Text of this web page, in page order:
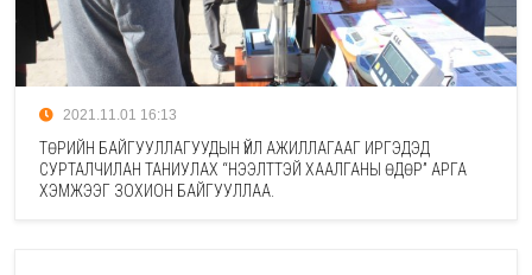
2021.11.01 16:13
ТӨРИЙН БАЙГУУЛЛАГУУДЫН ҮЙЛ АЖИЛЛАГААГ ИРГЭДЭД
СУРТАЛЧИЛАН ТАНИУЛАХ “НЭЭЛТТЭЙ ХААЛГАНЫ ӨДӨР” АРГА
ХЭМЖЭЭГ ЗОХИОН БАЙГУУЛЛАА.